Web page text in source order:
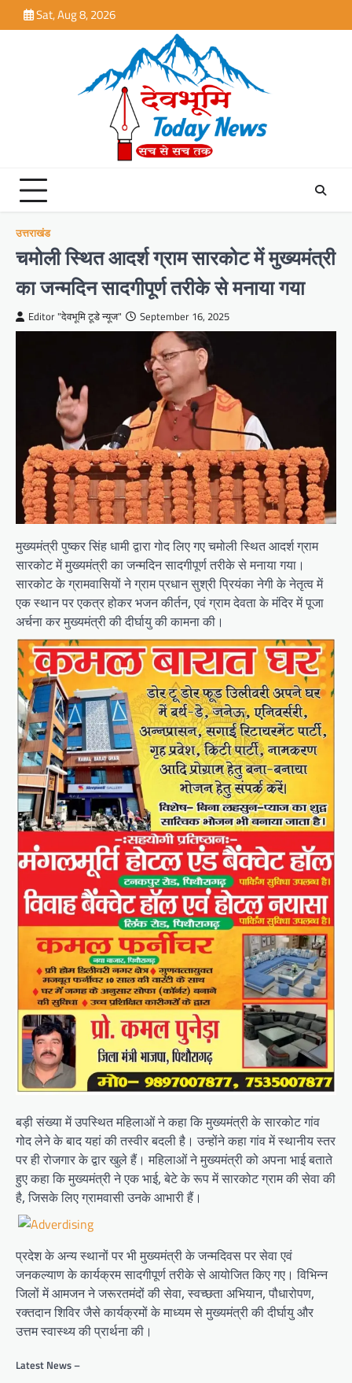
to
Sat, Aug 8, 2026
उत्तराखंड
चमोली स्थित आदर्श ग्राम सारकोट में मुख्यमंत्री
का जन्मदिन सादगीपूर्ण तरीके से मनाया गया
Editor "देवभूमि टूडे न्यूज" September 16, 2025
मुख्यमंत्री पुष्कर सिंह धामी द्वारा गोद लिए गए चमोली स्थित आदर्श ग्राम
सारकोट में मुख्यमंत्री का जन्मदिन सादगीपूर्ण तरीके से मनाया गया।
सारकोट के ग्रामवासियों ने ग्राम प्रधान सुश्री प्रियंका नेगी के नेतृत्व में
एक स्थान पर एकत्र होकर भजन कीर्तन, एवं ग्राम देवता के मंदिर में पूजा
अर्चना कर मुख्यमंत्री की दीर्घायु की कामना की।
बड़ी संख्या में उपस्थित महिलाओं ने कहा कि मुख्यमंत्री के सारकोट गांव
गोद लेने के बाद यहां की तस्वीर बदली है। उन्होंने कहा गांव में स्थानीय स्तर
पर ही रोजगार के द्वार खुले हैं। महिलाओं ने मुख्यमंत्री को अपना भाई बताते
हुए कहा कि मुख्यमंत्री ने एक भाई, बेटे के रूप में सारकोट ग्राम की सेवा की
है, जिसके लिए ग्रामवासी उनके आभारी हैं।
प्रदेश के अन्य स्थानों पर भी मुख्यमंत्री के जन्मदिवस पर सेवा एवं
जनकल्याण के कार्यक्रम सादगीपूर्ण तरीके से आयोजित किए गए। विभिन्न
जिलों में आमजन ने जरूरतमंदों की सेवा, स्वच्छता अभियान, पौधारोपण,
रक्तदान शिविर जैसे कार्यक्रमों के माध्यम से मुख्यमंत्री की दीर्घायु और
उत्तम स्वास्थ्य की प्रार्थना की।
Latest News –